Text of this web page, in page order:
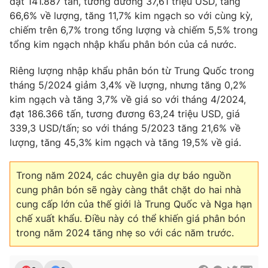
Theo dõi báo trên
Cơ quan chủ quản:
Đài Truyền hình Việt Nam
Giấy phép hoạt động báo in và báo điện tử số 483/GP-BTTTT
cấp ngày 29/12/2023
Tổng Biên tập:
Vũ Thanh Thủy
Phó Tổng Biên tập: Nguyễn Thị Mỹ Hạnh, Phạm Quốc Thắng,
Nguyễn Trọng Ninh
66,6% về lượng, tăng 11,7% kim ngạch so với cùng kỳ,
chiếm trên 6,7% trong tổng lượng và chiếm 5,5% trong
tổng kim ngạch nhập khẩu phân bón của cả nước.
Riêng lượng nhập khẩu phân bón từ Trung Quốc trong
tháng 5/2024 giảm 3,4% về lượng, nhưng tăng 0,2%
kim ngạch và tăng 3,7% về giá so với tháng 4/2024,
đạt 186.366 tấn, tương đương 63,24 triệu USD, giá
339,3 USD/tấn; so với tháng 5/2023 tăng 21,6% về
lượng, tăng 45,3% kim ngạch và tăng 19,5% về giá.
Trong năm 2024, các chuyên gia dự báo nguồn
cung phân bón sẽ ngày càng thắt chặt do hai nhà
cung cấp lớn của thế giới là Trung Quốc và Nga hạn
chế xuất khẩu. Điều này có thể khiến giá phân bón
trong năm 2024 tăng nhẹ so với các năm trước.